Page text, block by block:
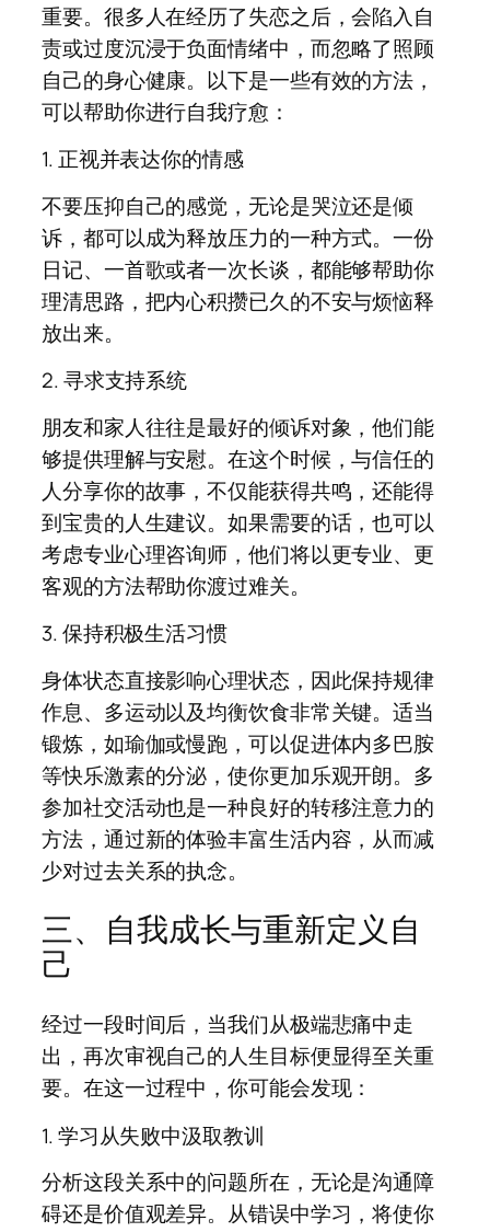
重要。很多人在经历了失恋之后，会陷入自
责或过度沉浸于负面情绪中，而忽略了照顾
自己的身心健康。以下是一些有效的方法，
可以帮助你进行自我疗愈：
1. 正视并表达你的情感
不要压抑自己的感觉，无论是哭泣还是倾
诉，都可以成为释放压力的一种方式。一份
日记、一首歌或者一次长谈，都能够帮助你
理清思路，把内心积攒已久的不安与烦恼释
放出来。
2. 寻求支持系统
朋友和家人往往是最好的倾诉对象，他们能
够提供理解与安慰。在这个时候，与信任的
人分享你的故事，不仅能获得共鸣，还能得
到宝贵的人生建议。如果需要的话，也可以
考虑专业心理咨询师，他们将以更专业、更
客观的方法帮助你渡过难关。
3. 保持积极生活习惯
身体状态直接影响心理状态，因此保持规律
作息、多运动以及均衡饮食非常关键。适当
锻炼，如瑜伽或慢跑，可以促进体内多巴胺
等快乐激素的分泌，使你更加乐观开朗。多
参加社交活动也是一种良好的转移注意力的
方法，通过新的体验丰富生活内容，从而减
少对过去关系的执念。
三、自我成长与重新定义自
己
经过一段时间后，当我们从极端悲痛中走
出，再次审视自己的人生目标便显得至关重
要。在这一过程中，你可能会发现：
1. 学习从失败中汲取教训
分析这段关系中的问题所在，无论是沟通障
碍还是价值观差异。从错误中学习，将使你